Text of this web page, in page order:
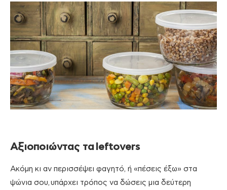
Αξιοποιώντας τα leftovers
Ακόμη κι αν περισσέψει φαγητό, ή «πέσεις έξω» στα
ψώνια σου, υπάρχει τρόπος να δώσεις μια δεύτερη